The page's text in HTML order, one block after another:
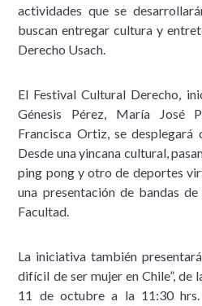
actividades que se
buscan entregar cultura y
Derecho Usach.
El Festival Cultural Derecho,
Génesis Pérez, María José
Francisca Ortiz, se desplegará
Desde una yincana cultural,
ping pong y otro de deportes
una presentación de bandas
Facultad.
La iniciativa también
difícil de ser mujer en Chile”, de
11 de octubre a la 11:30